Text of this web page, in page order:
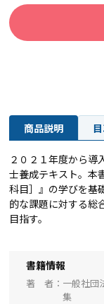
商品説明
２０２１年度から導
士養成テキスト。本
科目］』の学びを基
的な課題に対する総
目指す。
書籍情報
著 者
一般社団
集